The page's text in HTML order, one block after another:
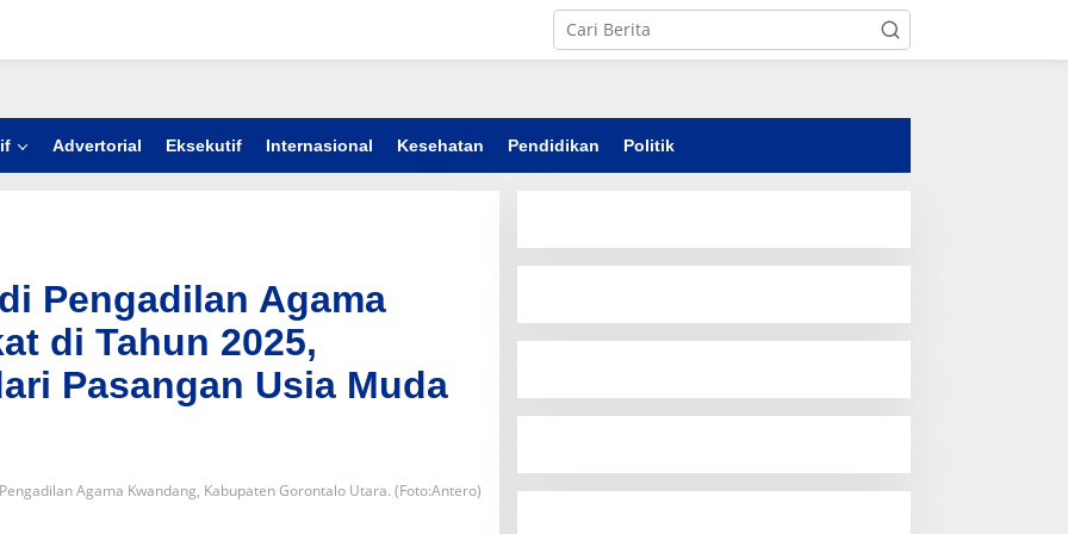
Advertorial Eksekutif Internasional Kesehatan Pendidikan Politik
Pengadilan Agama
di Tahun 2025,
Pasangan Usia Muda
Pengadilan Agama Kwandang, Kabupaten Gorontalo Utara. (Foto:Antero)